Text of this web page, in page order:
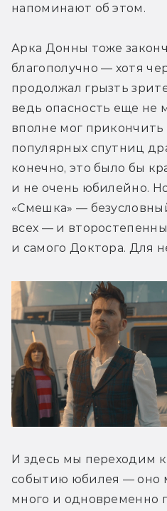
напоминают об этом.
Арка Донны тоже
благополучно — хотя
продолжал грызть
ведь опасность еще не
вполне мог прикончить
популярных спутниц
конечно, это было бы
и не очень юбилейно.
«Смешка» —
всех — и
и самого Доктора. Для
И здесь мы переходим
событию юбилея — оно
много и одновременно